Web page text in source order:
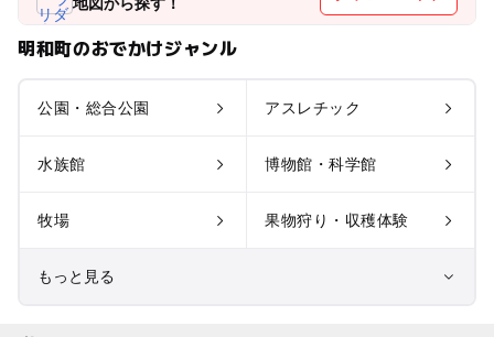
明和町のおでかけジャンル
公園・総合公園 アスレチック
水族館 博物館・科学館
牧場 果物狩り・収穫体験
もっと見る